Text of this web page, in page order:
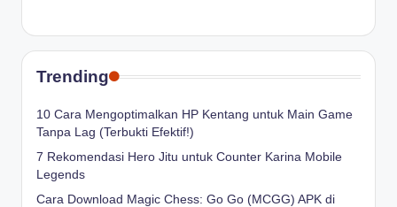
Trending
10 Cara Mengoptimalkan HP Kentang untuk Main Game
Tanpa Lag (Terbukti Efektif!)
7 Rekomendasi Hero Jitu untuk Counter Karina Mobile
Legends
Cara Download Magic Chess: Go Go (MCGG) APK di